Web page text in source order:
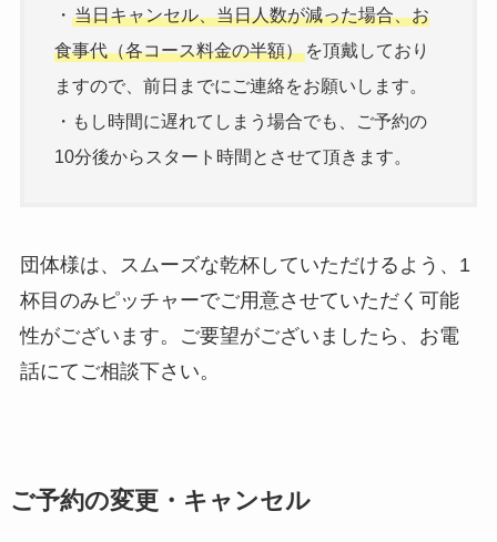
・ 当日キャンセル、当日人数が減った場合、お
食事代（各コース料金の半額）を頂戴しており
ますので、前日までにご連絡をお願いします。
・もし時間に遅れてしまう場合でも、ご予約の
10分後からスタート時間とさせて頂きます。
団体様は、スムーズな乾杯していただけるよう、1
杯目のみピッチャーでご用意させていただく可能
性がございます。ご要望がございましたら、お電
話にてご相談下さい。
ご予約の変更・キャンセル